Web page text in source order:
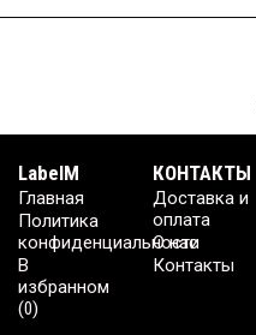
LabelM
Главная
Политика
конфиденциальности
В
избранном
(0)
КОНТАКТЫ
Доставка и
оплата
О нас
Контакты